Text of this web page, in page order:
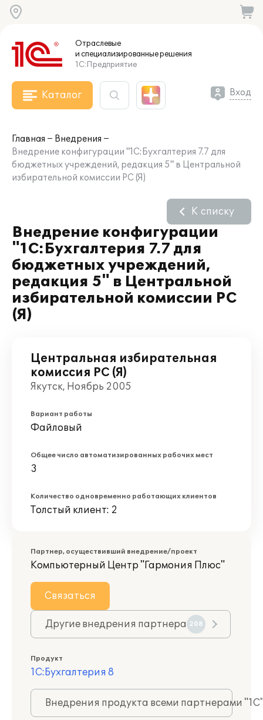
Отраслевые
и специализированныерешения
1С:Предприятие
Каталог Вход
Главная
Внедрения
Внедрение конфигурации "1С:Бухгалтерия 7.7 для
бюджетных учреждений, редакция 5" в Центральной
избирательной комиссии РС (Я)
Внедрение конфигурации
"1С:Бухгалтерия 7.7 для
бюджетных учреждений,
редакция 5" в Центральной
избирательной комиссии РС
(Я)
К списку
Центральная избирательная
комиссия РС (Я)
Якутск, Ноябрь 2005
Вариант работы
Файловый
Общее число автоматизированных рабочих мест
3
Количество одновременно работающих клиентов
Толстый клиент: 2
Партнер, осуществивший внедрение/проект
Компьютерный Центр "Гармония Плюс"
Связаться
Другие внедрения партнера 208
Продукт
1С:Бухгалтерия 8
Внедрения продукта всеми партнерами